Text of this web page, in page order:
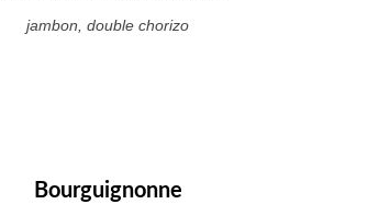
jambon, double chorizo
Bourguignonne